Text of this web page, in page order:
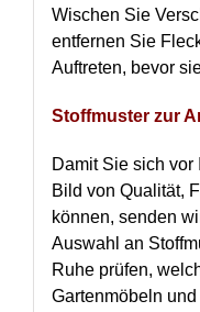
Wischen Sie
entfernen Sie
Auftreten, bevor
Stoffmuster zur
Damit Sie sich
Bild von Qualität,
können, senden
Auswahl an
Ruhe prüfen,
Gartenmöbeln